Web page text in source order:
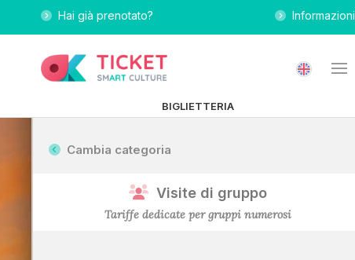
Hai già prenotato? Informazioni
BIGLIETTERIA
Cambia categoria
Visite di gruppo
Tariffe dedicate per gruppi numerosi